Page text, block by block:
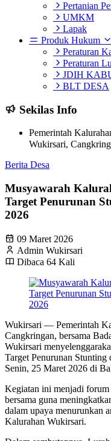
Pertanian
UMKM
Lapak
Produk Hukum
Peraturan
Peraturan
JDIH
BLT DESA
Sekilas Info
Pemerintah
Wukirsari,
Berita Desa
Musyawarah
Target Penurunan
2026
09 Maret 2026
Admin Wukirsari
Dibaca 64 Kali
Wukirsari — Pemerintah
Cangkringan, bersama
Wukirsari
Target Penurunan
Senin, 25 Maret 2026 di
Kegiatan ini menjadi forum
bersama guna
dalam upaya menurunkan
Kalurahan Wukirsari.